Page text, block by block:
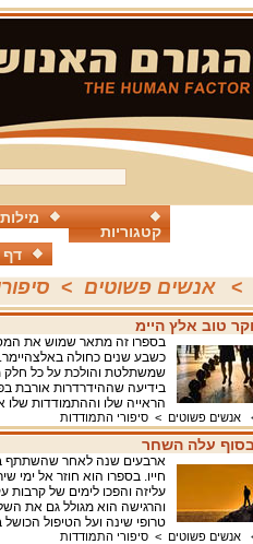
קטגוריות
דף
> אנשים פשוטים >
טוב אלץ היימ
בספרו זה מתאר שמוש את
כשבע שנים כחולה
שמשתלטת והולכת על כל חלק
בידיעה שההידרדרות אורבת
הראייה שלו וההתמודדות
אנשים פשוטים >סיפורי התמודדות
עלה השחר
ארבעים שנה לאחר שהשתתף
חייו. בספרו הוא חוזר אל ימי
עליזה והפכו לימים של קרבות
והרגישה הוא מגולל גם את
טרופי שינה ועל הטיפול
אנשים פשוטים >סיפורי התמודדות